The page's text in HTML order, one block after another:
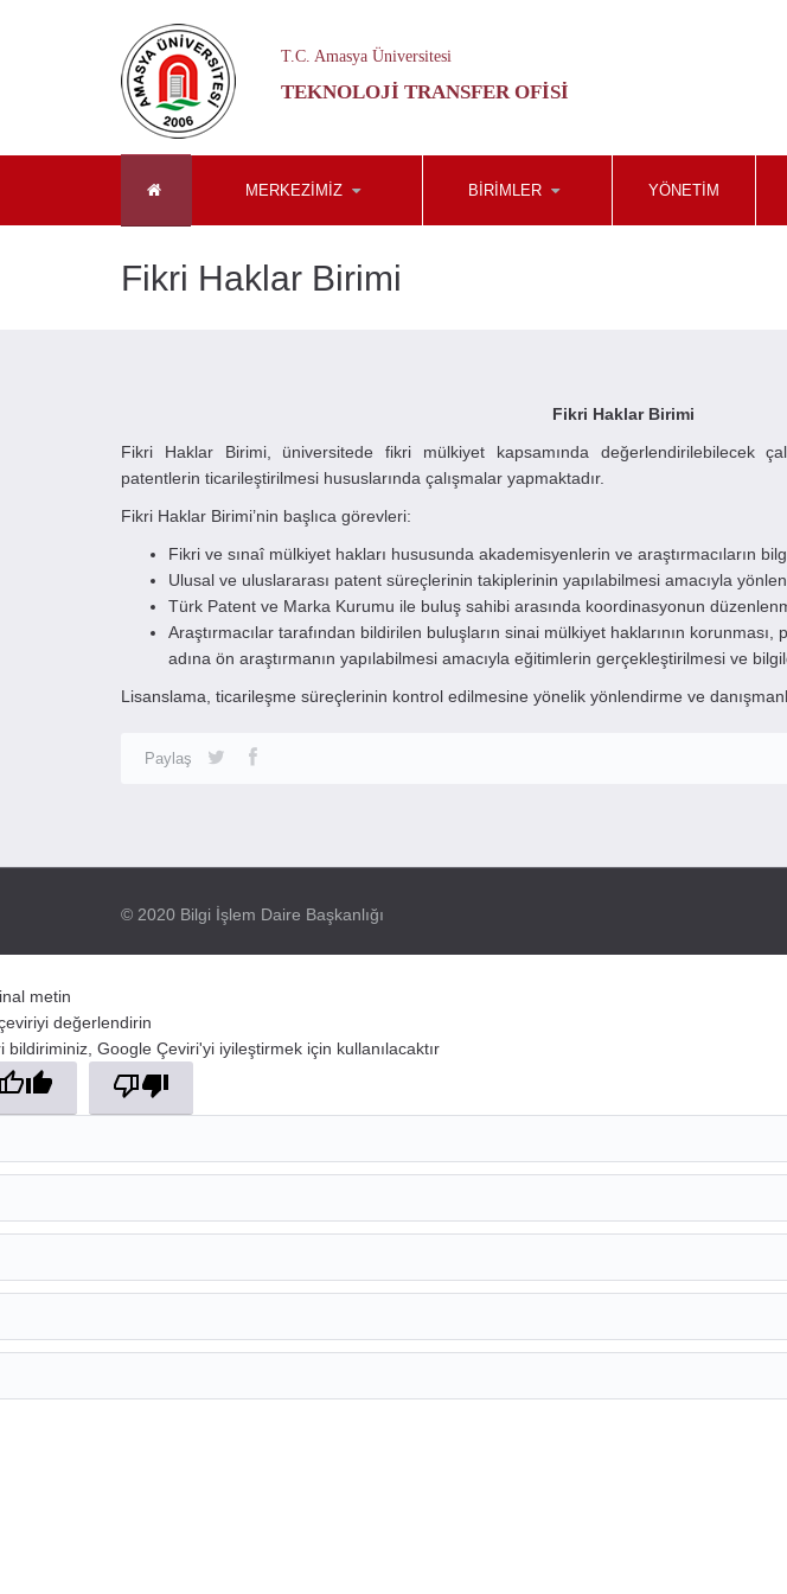
T.C. Amasya Üniversitesi
TEKNOLOJI TRANSFER OFISI
MERKEZİMİZ BIRIMLER YÖNETIM
Fikri Haklar Birimi
Fikri Haklar Birimi
Fikri Haklar Birimi, üniversitede fikri mülkiyet kapsamında değerlendirilebilecek
patentlerin ticarileştirilmesi hususlarında çalışmalar yapmaktadır.
Fikri Haklar Birimi’nin başlıca görevleri:
Fikri ve sınaî mülkiyet hakları hususunda akademisyenlerin ve araştırmacıların
Ulusal ve uluslararası patent süreçlerinin takiplerinin yapılabilmesi amacıyla
Türk Patent ve Marka Kurumu ile buluş sahibi arasında koordinasyonun
Araştırmacılar tarafından bildirilen buluşların sinai mülkiyet haklarının
adına ön araştırmanın yapılabilmesi amacıyla eğitimlerin gerçekleştirilmesi ve
Lisanslama, ticarileşme süreçlerinin kontrol edilmesine yönelik yönlendirme ve
Paylaş
© 2020 Bilgi İşlem Daire Başkanlığı
metin
değerlendirin
bildiriminiz, Google Çeviri'yi iyileştirmek için kullanılacaktır